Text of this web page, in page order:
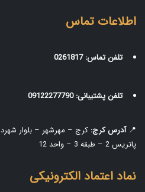
اطلاعات تماس
تلفن تماس: 0261817
تلفن پشتیبانی: 09122277790
📍آدرس کرج:
پاتریس 2 – طبقه 3 – واحد 12
نماد اعتماد الکترونیکی